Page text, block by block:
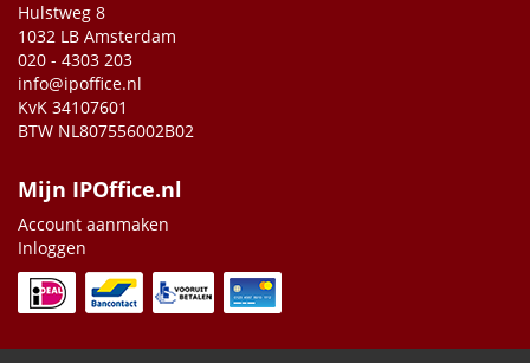
Hulstweg 8
1032 LB Amsterdam
020 - 4303 203
info@ipoffice.nl
KvK 34107601
BTW NL807556002B02
Mijn IPOffice.nl
Account aanmaken
Inloggen